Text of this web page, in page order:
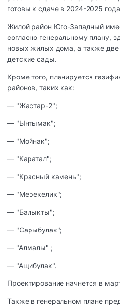
готовы к сдаче в 2024-2025
Жилой район Юго-Западный
согласно генеральному плану,
новых жилых дома, а также две
детские сады.
Кроме того, планируется
районов, таких как:
— "Жастар-2";
— "Ынтымак";
— "Мойнак";
— "Каратал";
— "Красный камень";
— "Мерекелик";
— "Балыкты";
— "Сарыбулак";
— "Алмалы" ;
— "Ащибулак".
Проектирование начнется в
Также в генеральном плане